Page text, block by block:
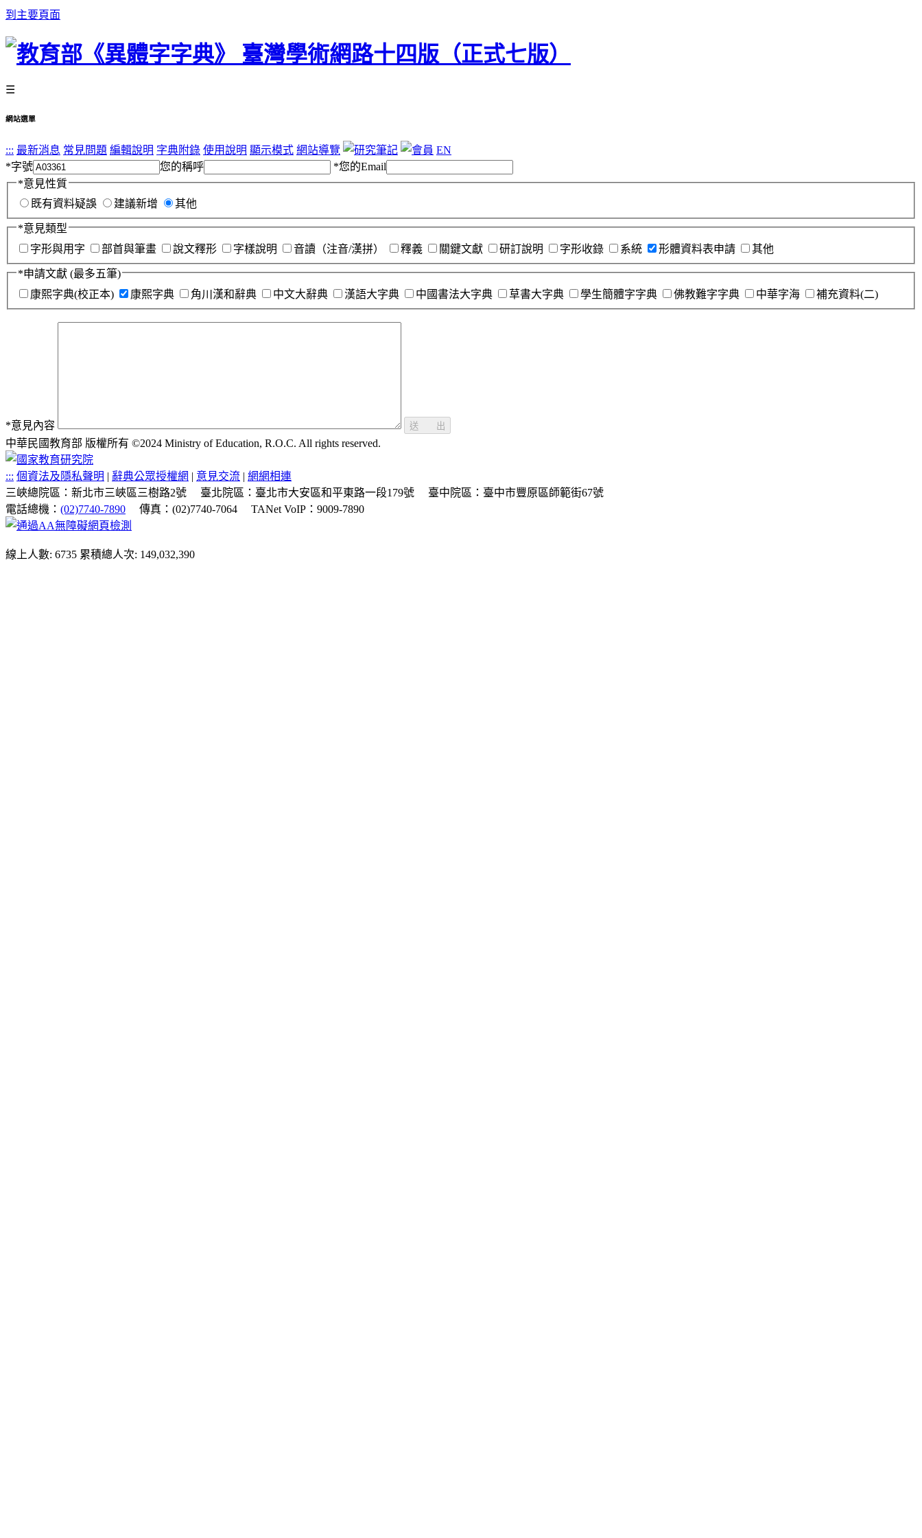
到主要頁面
☰
網站選單
::: 最新消息 常見問題 編輯說明 字典附錄 使用說明 顯示模式 網站導覽
EN
*字號 您的稱呼 *您的Email
*意見性質
既有資料疑誤
建議新增 其他
*意見類型
字形與用字
部首與筆畫 說文釋形 字樣說明 音讀（注音/漢拼） 釋義 關鍵文獻 研訂說明 字形收錄 系統 形體資料表申請 其他
*申請文獻 (最多五筆)
康熙字典(校正本)
康熙字典 角川漢和辭典 中文大辭典 漢語大字典 中國書法大字典 草書大字典 學生簡體字字典 佛教難字字典 中華字海 補充資料(二)
*意見內容 送 出
中華民國教育部 版權所有 ©2024 Ministry of Education, R.O.C. All rights reserved.
::: 個資法及隱私聲明 | 辭典公眾授權網 | 意見交流 | 網網相連
三峽總院區：新北市三峽區三樹路2號
臺北院區：臺北市大安區和平東路一段179號
臺中院區：臺中市豐原區師範街67號
電話總機： (02)7740-7890 傳真：(02)7740-7064 TANet VoIP：9009-7890
線上人數: 6735 累積總人次: 149,032,390